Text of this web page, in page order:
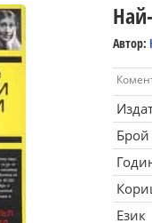
Автор:
Брой
Език